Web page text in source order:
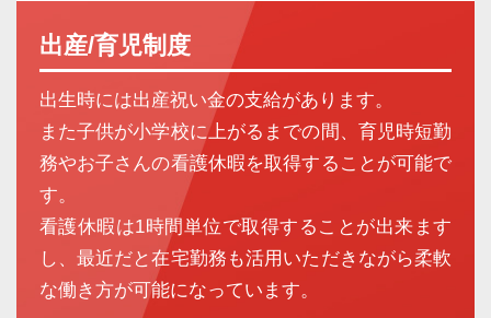
出産/育児制度
出生時には出産祝い金の支給があります。
また子供が小学校に上がるまでの間、育児時短勤
務やお子さんの看護休暇を取得することが可能で
す。
看護休暇は1時間単位で取得することが出来ます
し、最近だと在宅勤務も活用いただきながら柔軟
な働き方が可能になっています。